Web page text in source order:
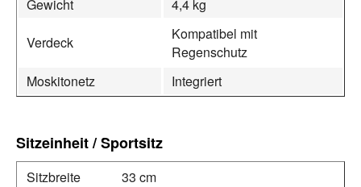
Gewicht 4,4 kg
Verdeck
Kompatibel mit
Regenschutz
Moskitonetz
Integriert
Sitzeinheit / Sportsitz
Sitzbreite 33 cm